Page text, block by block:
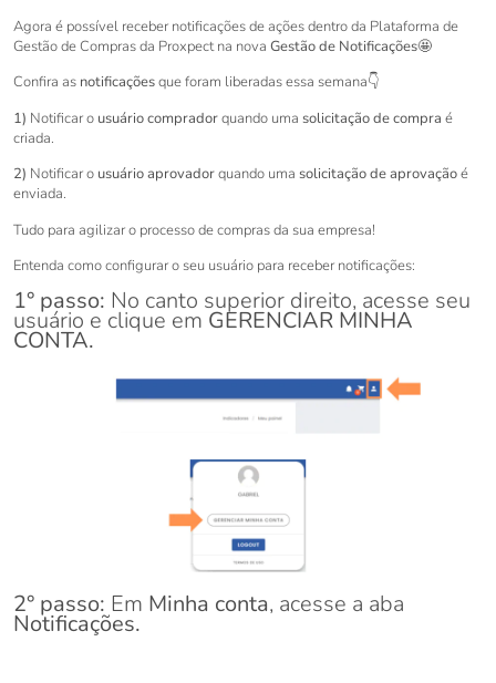
Agora é possível receber notificações de ações dentro da Plataforma de
Gestão de Compras da Proxpect na nova Gestão de Notificações🤩
Confira as notificaçõesque foram liberadas essa semana👇
1) Notificar o usuário compradorquando uma solicitação de compra é
criada.
2) Notificar o usuário aprovadorquando uma solicitação de aprovaçãoé
enviada.
Tudo para agilizar o processo de compras da sua empresa!
Entenda como configurar o seu usuário para receber notificações:
1° passo: No canto superior direito, acesse seu
usuário e clique em GERENCIAR MINHA
CONTA.
2° passo: Em Minha conta, acesse a aba
Notificações.